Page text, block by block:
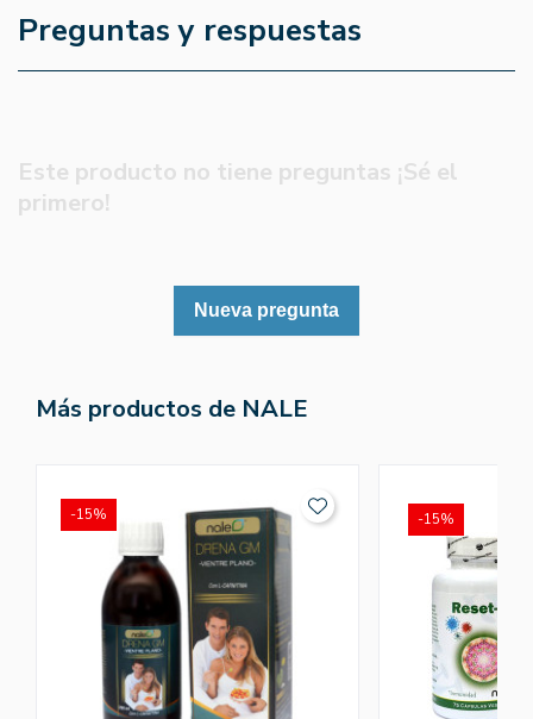
Preguntas y respuestas
Este producto no tiene preguntas ¡Sé el
primero!
Nueva pregunta
Más productos de NALE
-15% -15%